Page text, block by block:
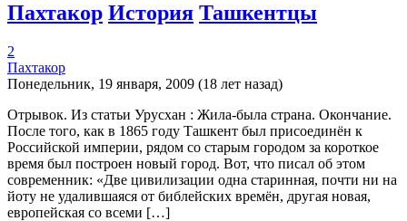
Пахтакор История Ташкентцы
2
Пахтакор
Понедельник, 19 января, 2009 (18 лет назад)
Отрывок. Из статьи Урусхан : Жила-была страна. Окончание.
После того, как в 1865 году Ташкент был присоединён к
Российской империи, рядом со старым городом за короткое
время был построен новый город. Вот, что писал об этом
современник: «Две цивилизации одна старинная, почти ни на
йоту не удалившаяся от библейских времён, другая новая,
европейская со всеми […]